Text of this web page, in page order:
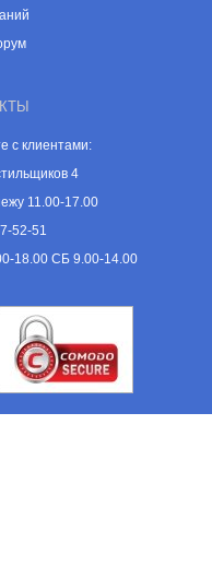
с клиентами:
4
11.00-17.00
52-51
18.00 СБ 9.00-14.00